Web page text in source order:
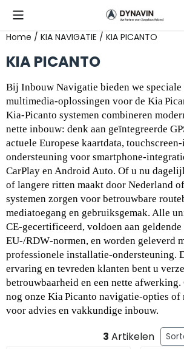
Cookievoorkeuren zijn beschikbaar.
Home / KIA NAVIGATIE / KIA PICANTO
KIA PICANTO
Bij Inbouw Navigatie bieden we speciale
multimedia‑oplossingen voor de Kia
Kia‑Picanto systemen combineren
nette inbouw: denk aan geïntegreerde
actuele Europese kaartdata,
ondersteuning voor
CarPlay en Android Auto. Of u nu
of langere ritten maakt door Nederland
systemen zorgen voor betrouwbare
mediatoegang en gebruiksgemak. Alle
CE‑gecertificeerd, voldoen aan geldende
EU‑/RDW‑normen, en worden geleverd
professionele installatie‑ondersteuning.
ervaring en tevreden klanten bent u
betrouwbaarheid en een nette afwerking.
nog onze Kia Picanto navigatie‑opties of
voor advies en vakkundige inbouw.
3 Artikelen